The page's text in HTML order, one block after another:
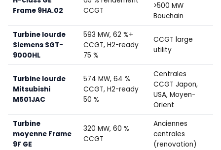
Frame 9HA.02
CCGT
>500 MW
Bouchain
Turbine lourde
Siemens SGT-
9000HL
593 MW, 62 %+
CCGT, H2-ready
75 %
CCGT large
utility
Turbine lourde
Mitsubishi
M501JAC
574 MW, 64 %
CCGT, H2-ready
50 %
Centrales
CCGT Japon,
USA, Moyen-
Orient
Turbine
moyenne Frame
9F GE
320 MW, 60 %
CCGT
Anciennes
centrales
(renovation)